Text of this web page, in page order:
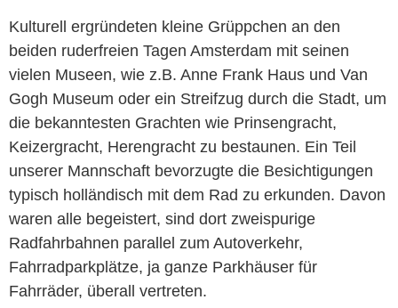
Kulturell ergründeten kleine Grüppchen an den
beiden ruderfreien Tagen Amsterdam mit seinen
vielen Museen, wie z.B. Anne Frank Haus und Van
Gogh Museum oder ein Streifzug durch die Stadt, um
die bekanntesten Grachten wie Prinsengracht,
Keizergracht, Herengracht zu bestaunen. Ein Teil
unserer Mannschaft bevorzugte die Besichtigungen
typisch holländisch mit dem Rad zu erkunden. Davon
waren alle begeistert, sind dort zweispurige
Radfahrbahnen parallel zum Autoverkehr,
Fahrradparkplätze, ja ganze Parkhäuser für
Fahrräder, überall vertreten.